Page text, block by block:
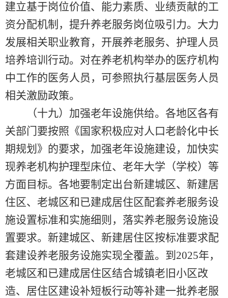
建立基于岗位价值、能力素质、业绩贡献的工
资分配机制，提升养老服务岗位吸引力。大力
发展相关职业教育，开展养老服务、护理人员
培养培训行动。对在养老机构举办的医疗机构
中工作的医务人员，可参照执行基层医务人员
相关激励政策。
（十九）加强老年设施供给。各地区各有
关部门要按照《国家积极应对人口老龄化中长
期规划》的要求，加强老年设施建设，加快实
现养老机构护理型床位、老年大学（学校）等
方面目标。各地要制定出台新建城区、新建居
住区、老城区和已建成居住区配套养老服务设
施设置标准和实施细则，落实养老服务设施设
置要求。新建城区、新建居住区按标准要求配
套建设养老服务设施实现全覆盖。到2025年，
老城区和已建成居住区结合城镇老旧小区改
造、居住区建设补短板行动等补建一批养老服